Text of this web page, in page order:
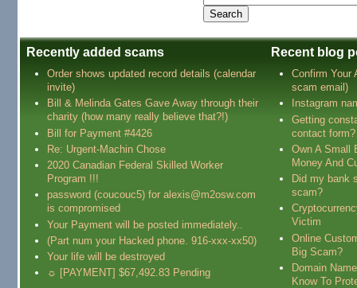
Recently added scams
Order shows updated record details (calendar
invite)
Bill & Melinda Gates Gave Away through their
charity (how many really believe that?!)
Bill for Payment #4426
Re: Urgent-Machin Chose
2020 Canadian Federal Skilled Worker
Program !!!
password (coucouc5) for alexis@m2osw.com
is compromised
Your Payment will be posted immediately..
(Part num your Hacked phone. 916-xxx-xx50)
Your life will be destroyed
☼ [PAYMENT] $67,492.83 Pending
Recent blog
Confirm Your
scam email)
Instagram
Getting
contact form?
Own A Small
Money And
Did my bank
scam?
Victim
Online
Big Scam?
Domain
Know To